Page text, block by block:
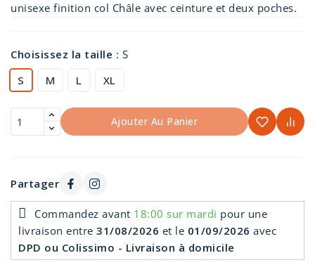
unisexe finition col Châle avec ceinture et deux poches.
Choisissez la taille : S
S
M L XL
Ajouter Au Panier
Partager
Commandez avant 18:00 sur mardi pour une
livraison entre 31/08/2026 et le 01/09/2026 avec
DPD ou Colissimo - Livraison à domicile